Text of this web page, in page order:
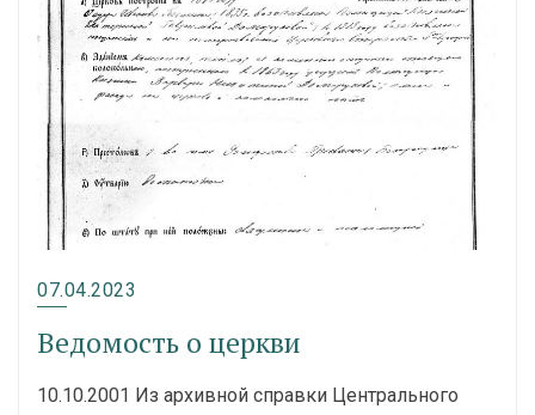
07.04.2023
Ведомость о церкви
10.10.2001 Из архивной справки Центрального